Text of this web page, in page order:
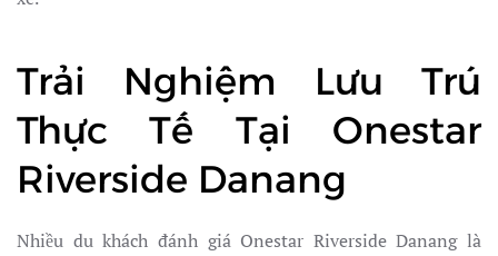
Trải Nghiệm Lưu Trú
Thực Tế Tại Onestar
Riverside Danang
Nhiều du khách đánh giá Onestar Riverside Danang là